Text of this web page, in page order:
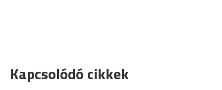
Kapcsolódó cikkek